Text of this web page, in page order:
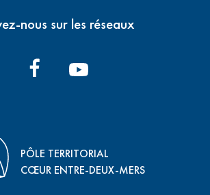
nous sur les réseaux
PÔLE TERRITORIAL
CŒUR ENTRE-DEUX-MERS